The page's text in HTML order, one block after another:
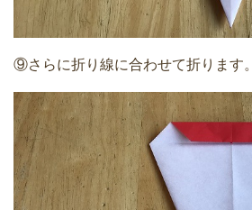
⑨さらに折り線に合わせて折ります。